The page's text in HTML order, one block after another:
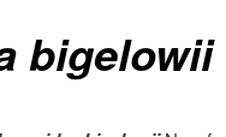
bigelowii